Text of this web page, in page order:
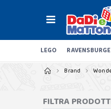
LEGO
Brand
FILTRA